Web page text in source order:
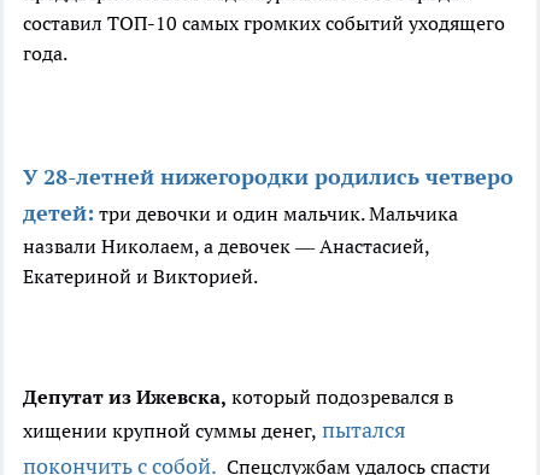
составил ТОП-10 самых громких событий уходящего
года.
У 28-летней нижегородки родились четверо
детей: три девочки и один мальчик. Мальчика
назвали Николаем, а девочек — Анастасией,
Екатериной и Викторией.
Депутат из Ижевска, который подозревался в
хищении крупной суммы денег, пытался
покончить с собой. Спецслужбам удалось спасти